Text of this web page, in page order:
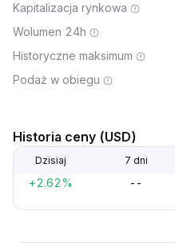
Kapitalizacja rynkowa
Wolumen 24h
Historyczne maksimum
Podaż w obiegu
Historia ceny (USD)
Dzisiaj 7 dni
+2.62% --